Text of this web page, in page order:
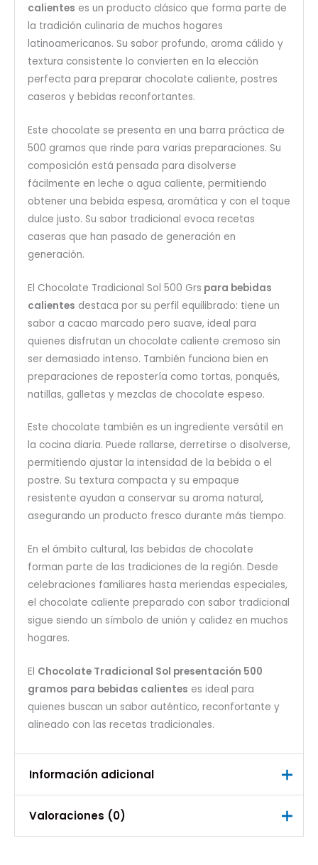
calientes es un producto clásico que forma parte de
la tradición culinaria de muchos hogares
latinoamericanos. Su sabor profundo, aroma cálido y
textura consistente lo convierten en la elección
perfecta para preparar chocolate caliente, postres
caseros y bebidas reconfortantes.
Este chocolate se presenta en una barra práctica de
500 gramos que rinde para varias preparaciones. Su
composición está pensada para disolverse
fácilmente en leche o agua caliente, permitiendo
obtener una bebida espesa, aromática y con el toque
dulce justo. Su sabor tradicional evoca recetas
caseras que han pasado de generación en
generación.
El Chocolate Tradicional Sol 500 Grs para bebidas
calientes destaca por su perfil equilibrado: tiene un
sabor a cacao marcado pero suave, ideal para
quienes disfrutan un chocolate caliente cremoso sin
ser demasiado intenso. También funciona bien en
preparaciones de repostería como tortas, ponqués,
natillas, galletas y mezclas de chocolate espeso.
Este chocolate también es un ingrediente versátil en
la cocina diaria. Puede rallarse, derretirse o disolverse,
permitiendo ajustar la intensidad de la bebida o el
postre. Su textura compacta y su empaque
resistente ayudan a conservar su aroma natural,
asegurando un producto fresco durante más tiempo.
En el ámbito cultural, las bebidas de chocolate
forman parte de las tradiciones de la región. Desde
celebraciones familiares hasta meriendas especiales,
el chocolate caliente preparado con sabor tradicional
sigue siendo un símbolo de unión y calidez en muchos
hogares.
El Chocolate Tradicional Sol presentación 500
gramos para bebidas calientes es ideal para
quienes buscan un sabor auténtico, reconfortante y
alineado con las recetas tradicionales.
Información adicional
Peso
Valoraciones (0)